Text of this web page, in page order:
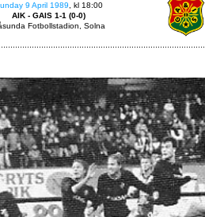
9 April 1989 , kl 18:00
AIK - GAIS 1-1 (0-0)
Fotbollstadion, Solna